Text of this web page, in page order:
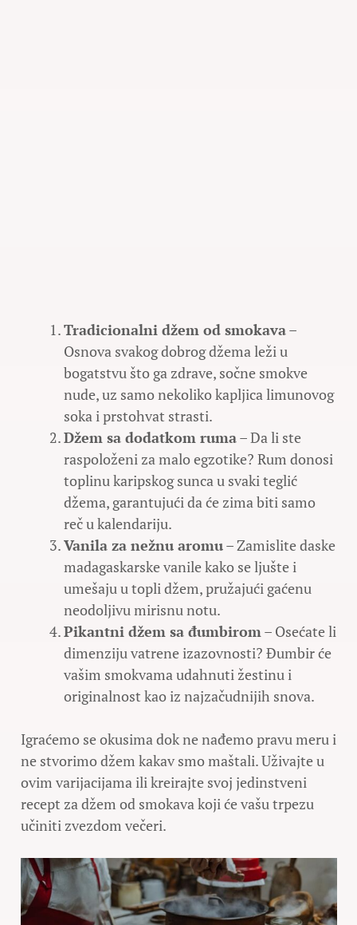
Tradicionalni džem od smokava–
Osnova svakog dobrog džema leži u
bogatstvu što ga zdrave, sočne smokve
nude, uz samo nekoliko kapljica limunovog
soka i prstohvat strasti.
Džem sa dodatkom ruma– Da li ste
raspoloženi za malo egzotike? Rum donosi
toplinu karipskog sunca u svaki teglić
džema, garantujući da će zima biti samo
reč u kalendariju.
Vanila za nežnu aromu– Zamislite daske
madagaskarske vanile kako se ljušte i
umešaju u topli džem, pružajući gaćenu
neodoljivu mirisnu notu.
Pikantni džem sa đumbirom – Osećate li
dimenziju vatrene izazovnosti? Đumbir će
vašim smokvama udahnuti žestinu i
originalnost kao iz najzačudnijih snova.
Igraćemo se okusima dok ne nađemo pravu meru i
ne stvorimo džem kakav smo maštali. Uživajte u
ovim varijacijama ili kreirajte svoj jedinstveni
recept za džem od smokava koji će vašu trpezu
učiniti zvezdom večeri.